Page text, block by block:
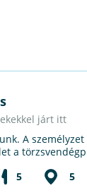
járt itt
A személyzet
a
5
5